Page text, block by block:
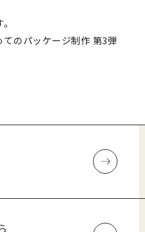
のパッケージ制作 第3弾